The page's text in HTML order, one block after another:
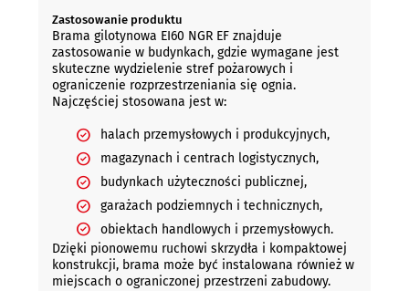
Zastosowanie produktu
Brama gilotynowa EI60 NGR EF znajduje
zastosowanie w budynkach, gdzie wymagane jest
skuteczne wydzielenie stref pożarowych i
ograniczenie rozprzestrzeniania się ognia.
Najczęściej stosowana jest w:
halach przemysłowych i produkcyjnych,
magazynach i centrach logistycznych,
budynkach użyteczności publicznej,
garażach podziemnych i technicznych,
obiektach handlowych i przemysłowych.
Dzięki pionowemu ruchowi skrzydła i kompaktowej
konstrukcji, brama może być instalowana również w
miejscach o ograniczonej przestrzeni zabudowy.